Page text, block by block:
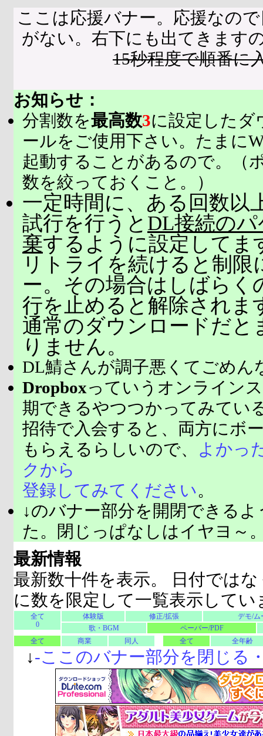
ここは応援バナー。応援なの
がない。右下にも出てきます
15秒程度で順番に
お知らせ：
分割数を最高数3に設定したダ
ールをご使用下さい。たまに
起動することがあるので。（
数を絞っておくこと。）
一定時間に、ある回数以
試行を行うと DL接続の
棄するように設定してま
リトライを続けると制限
ー。その場合はしばらく
行を止めると解除されま
通常のダウンロードだと
りません。
DL鯖さんが調子悪くてごめん
Dropboxっていうオンライン
期できるやつつかってみてい
招待で入会すると、両方にボ
もらえるらしいので、
よかっ
クから
登録してみてください。
↓のバナー部分を開閉できる
た。閉じっぱなしはイヤヨ～
最新情報
最新数十件を表示。 日付では
に数を限定して一覧表示してい
全て
0
体験版 修正/拡張
デモ/ム
歌・BGM
ペーパー/PDF
全て
商業 同人 全て 全年齢
↓-ここのバナー部分を閉じる